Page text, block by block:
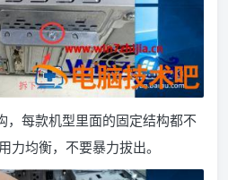
，每款机型里面的固定结构都不
力均衡，不要暴力拔出。